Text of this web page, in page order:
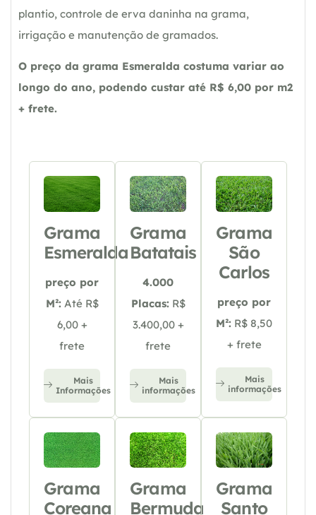
plantio, controle de erva daninha na grama,
irrigação e manutenção de gramados.
O preço da grama Esmeralda costuma variar ao
longo do ano, podendo custar até R$ 6,00 por m2
+ frete.
Grama
Esmeralda
preço por
M²: Até R$
6,00 +
frete
Mais
Informações
Grama
Batatais
4.000
Placas: R$
3.400,00 +
frete
Mais
informações
Grama
São
Carlos
preço por
M²: R$ 8,50
+ frete
Mais
informações
Grama
Coreana
Grama
Bermuda
Grama
Santo